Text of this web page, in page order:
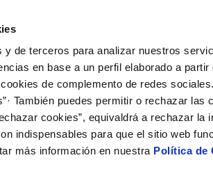
y de terceros para analizar nuestros
en base a un perfil elaborado a
de complemento de redes
También puedes permitir o rechazar
cookies”, equivaldrá a rechazar la
indispensables para que el sitio web
más información en nuestra Política de
Online
de titular
de suministro
Tu Servicio
AL CLIENTE
de contacto
Carta de
Customer
Tu
calidad del agua
COMPROMISOS
ambiente
29